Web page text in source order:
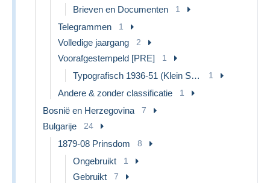
Brieven en Documenten 1
Telegrammen 1
Volledige jaargang 2
Voorafgestempeld [PRE] 1
Typografisch 1936-51 (Klein Staatswapen) 1
Andere & zonder classificatie 1
Bosnië en Herzegovina 7
Bulgarije 24
1879-08 Prinsdom 8
Ongebruikt 1
Gebruikt 7